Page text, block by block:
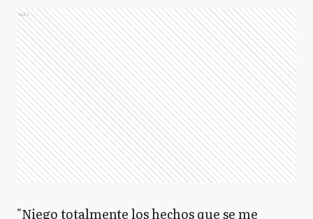
Ads
"Niego totalmente los hechos que se me